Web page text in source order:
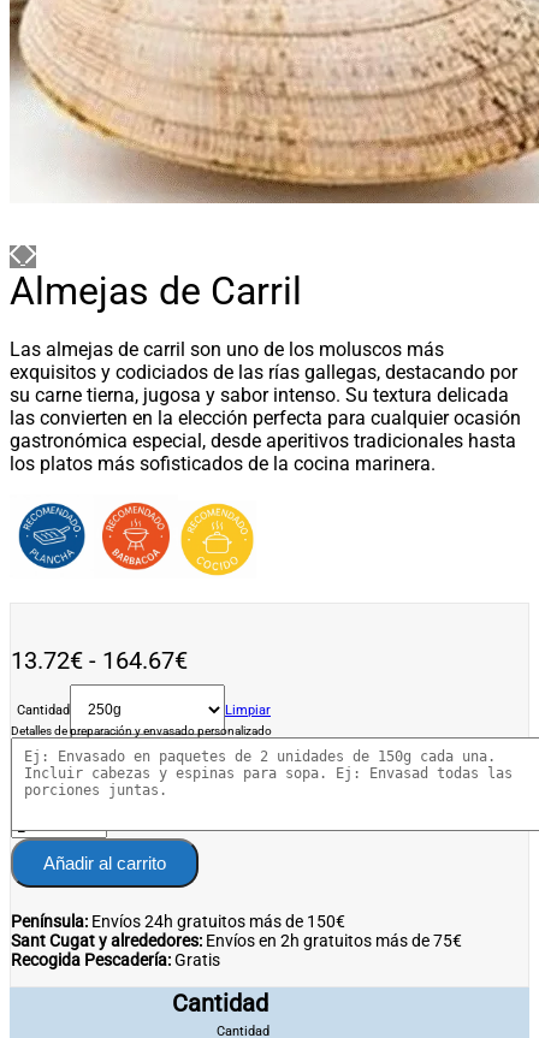
Almejas de Carril
Las almejas de carril son uno de los moluscos más
exquisitos y codiciados de las rías gallegas, destacando por
su carne tierna, jugosa y sabor intenso. Su textura delicada
las convierten en la elección perfecta para cualquier ocasión
gastronómica especial, desde aperitivos tradicionales hasta
los platos más sofisticados de la cocina marinera.
13.72€ - 164.67€Rango
de
precios:
desde
13.72€
164.67€
Cantidad Limpiar
Detalles de preparación y envasado personalizado
Añadir al carrito
Península: Envíos 24h gratuitos más de 150€
Sant Cugat y alrededores: Envíos en 2h gratuitos más de 75€
Recogida Pescadería:Gratis
Cantidad
Cantidad